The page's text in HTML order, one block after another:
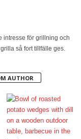
intresse för grillning och
så fort tillfälle ges.
AUTHOR